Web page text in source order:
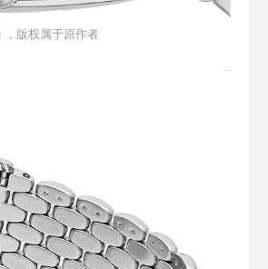
版权属于原作者